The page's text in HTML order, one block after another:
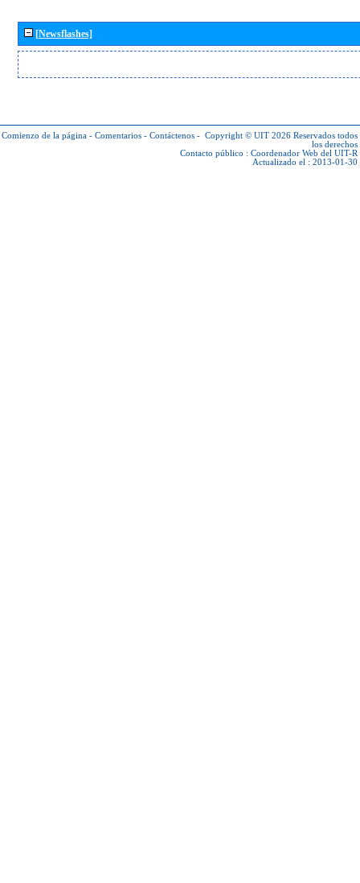
[Newsflashes]
Comienzo de la página - Comentarios - Contáctenos - Copyright © UIT 2026 Reservados todos
los derechos
Contacto público : Coordenador Web del UIT-R
Actualizado el : 2013-01-30